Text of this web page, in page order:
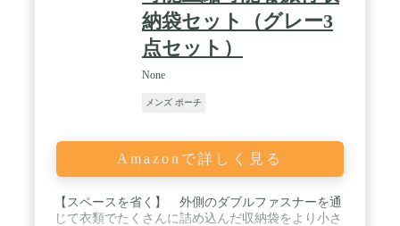
納袋セット（グレー3
点セット）
None
メンズ ポーチ
Amazonで詳しく見る
【スペースを省く】 外側のダブルファスナーを通
じて衣類でたくさんに詰め込んだ収納袋をより小さ